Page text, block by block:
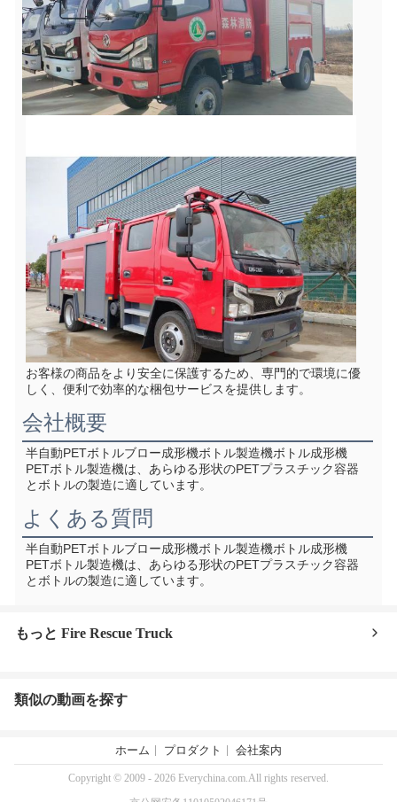
お客様の商品をより安全に保護するため、専門的で環境に優
しく、便利で効率的な梱包サービスを提供します。
会社概要
半自動PETボトルブロー成形機ボトル製造機ボトル成形機
PETボトル製造機は、あらゆる形状のPETプラスチック容器
とボトルの製造に適しています。
よくある質問
半自動PETボトルブロー成形機ボトル製造機ボトル成形機
PETボトル製造機は、あらゆる形状のPETプラスチック容器
とボトルの製造に適しています。
もっと Fire Rescue Truck
類似の動画を探す
ホーム プロダクト 会社案内
Copyright © 2009 - 2026 Everychina.com.All rights reserved.